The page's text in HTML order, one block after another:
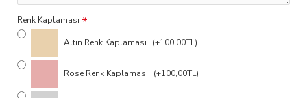
Renk Kaplaması
Altın Renk Kaplaması (+100,00TL)
Rose Renk Kaplaması (+100,00TL)